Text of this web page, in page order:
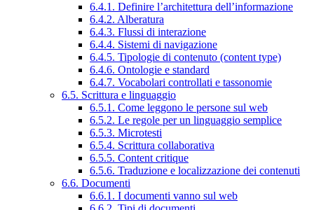
6.4.1. Definire l’architettura dell’informazione
6.4.2. Alberatura
6.4.3. Flussi di interazione
6.4.4. Sistemi di navigazione
6.4.5. Tipologie di contenuto (content type)
6.4.6. Ontologie e standard
6.4.7. Vocabolari controllati e tassonomie
6.5. Scrittura e linguaggio
6.5.1. Come leggono le persone sul web
6.5.2. Le regole per un linguaggio semplice
6.5.3. Microtesti
6.5.4. Scrittura collaborativa
6.5.5. Content critique
6.5.6. Traduzione e localizzazione dei contenuti
6.6. Documenti
6.6.1. I documenti vanno sul web